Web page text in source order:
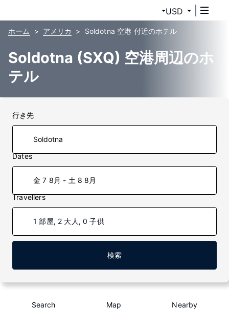
USD
ホーム アメリカ Soldotna 空港 付近のホテル
Soldotna (SXQ) 空港周辺のホ
テル
行き先
Dates
金 7 8月 - 土 8 8月
Travellers
1 部屋, 2 大人, 0 子供
検索
Search Map Nearby